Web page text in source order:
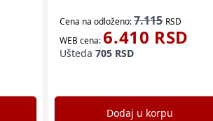
Cena na odloženo:7.115 RSD
WEB cena:6.410 RSD
Ušteda 705 RSD
Dodaj u korpu